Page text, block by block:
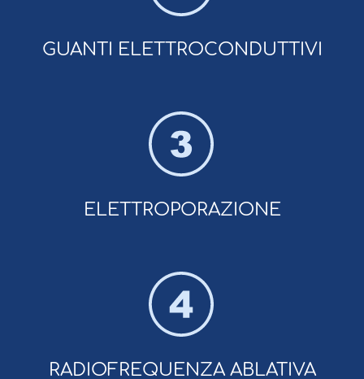
GUANTI ELETTROCONDUTTIVI
ELETTROPORAZIONE
RADIOFREQUENZA ABLATIVA